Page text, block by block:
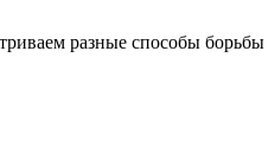
разные способы борьбы